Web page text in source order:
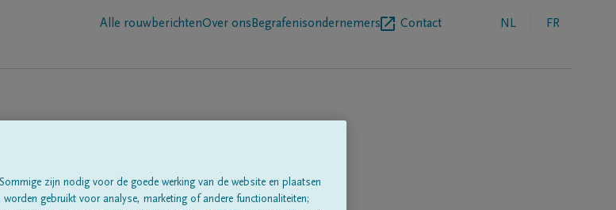
Alle rouwberichtenOver ons Begrafenisondernemers Contact NL FR
zijn nodig voor de goede werking van de website en plaatsen
gebruikt voor analyse, marketing of andere functionaliteiten;